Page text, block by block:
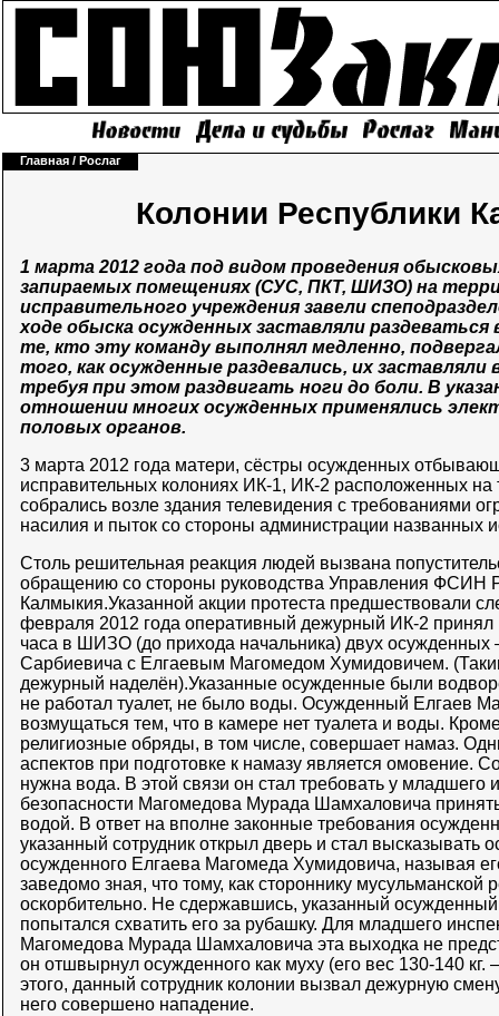
Главная / Рослаг
Колонии Республики
1 марта 2012 года под видом проведения
запираемых помещениях (СУС, ПКТ, ШИЗО) на
исправительного учреждения завели
ходе обыска осужденных заставляли
те, кто эту команду выполнял медленно,
того, как осужденные раздевались, их
требуя при этом раздвигать ноги до боли. В
отношении многих осужденных применялись
половых органов.
3 марта 2012 года матери, сёстры осужденных
исправительных колониях ИК-1, ИК-2 расположенных на
собрались возле здания телевидения с требованиями
насилия и пыток со стороны администрации названных
Столь решительная реакция людей вызвана
обращению со стороны руководства Управления ФСИН
Калмыкия.Указанной акции протеста предшествовали
февраля 2012 года оперативный дежурный ИК-2
часа в ШИЗО (до прихода начальника) двух осужденных
Сарбиевича с Елгаевым Магомедом Хумидовичем.
дежурный наделён).Указанные осужденные были
не работал туалет, не было воды. Осужденный Елгаев
возмущаться тем, что в камере нет туалета и воды.
религиозные обряды, в том числе, совершает намаз.
аспектов при подготовке к намазу является омовение.
нужна вода. В этой связи он стал требовать у младшего
безопасности Магомедова Мурада Шамхаловича
водой. В ответ на вполне законные требования
указанный сотрудник открыл дверь и стал высказывать
осужденного Елгаева Магомеда Хумидовича, называя
заведомо зная, что тому, как стороннику мусульманской
оскорбительно. Не сдержавшись, указанный
попытался схватить его за рубашку. Для младшего
Магомедова Мурада Шамхаловича эта выходка не
он отшвырнул осужденного как муху (его вес 130-140 кг.
этого, данный сотрудник колонии вызвал дежурную
него совершено нападение.